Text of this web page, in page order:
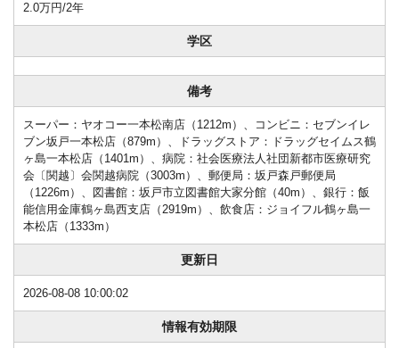
2.0万円/2年
学区
備考
スーパー：ヤオコー一本松南店（1212m）、コンビニ：セブンイレ
ブン坂戸一本松店（879m）、ドラッグストア：ドラッグセイムス鶴
ヶ島一本松店（1401m）、病院：社会医療法人社団新都市医療研究
会〔関越〕会関越病院（3003m）、郵便局：坂戸森戸郵便局
（1226m）、図書館：坂戸市立図書館大家分館（40m）、銀行：飯
能信用金庫鶴ヶ島西支店（2919m）、飲食店：ジョイフル鶴ヶ島一
本松店（1333m）
更新日
2026-08-08 10:00:02
情報有効期限